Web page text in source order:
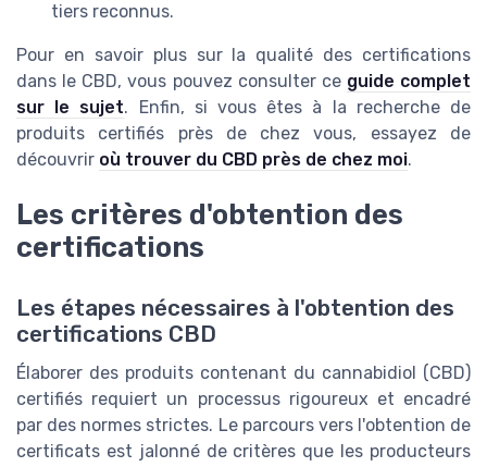
tiers reconnus.
Pour en savoir plus sur la qualité des certifications
dans le CBD, vous pouvez consulter ce guide complet
sur le sujet. Enfin, si vous êtes à la recherche de
produits certifiés près de chez vous, essayez de
découvrir où trouver du CBD près de chez moi.
Les critères d'obtention des
certifications
Les étapes nécessaires à l'obtention des
certifications CBD
Élaborer des produits contenant du cannabidiol (CBD)
certifiés requiert un processus rigoureux et encadré
par des normes strictes. Le parcours vers l'obtention de
certificats est jalonné de critères que les producteurs